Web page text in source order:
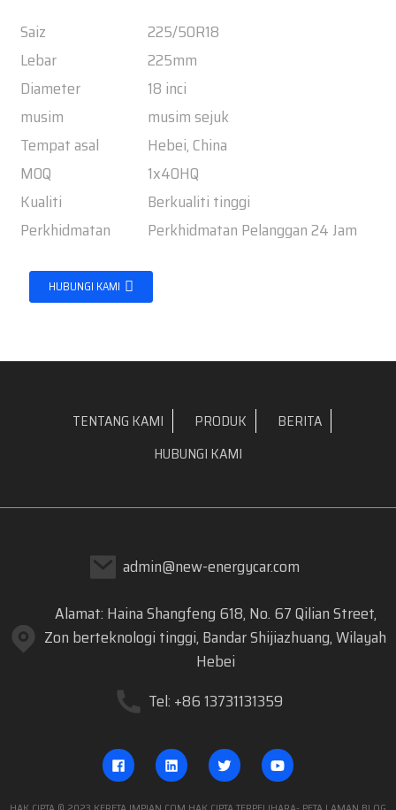
Saiz
225/50R18
Lebar
225mm
Diameter
18 inci
musim
musim sejuk
Tempat asal
Hebei, China
MOQ
1x40HQ
Kualiti
Berkualiti tinggi
Perkhidmatan
Perkhidmatan Pelanggan 24 Jam
HUBUNGI KAMI
TENTANG KAMI PRODUK
BERITA
HUBUNGI KAMI
admin@new-energycar.com
Alamat: Haina Shangfeng 618, No. 67 Qilian Street,
Zon berteknologi tinggi, Bandar Shijiazhuang, Wilayah
Hebei
Tel: +86 13731131359